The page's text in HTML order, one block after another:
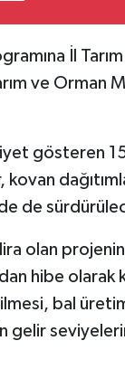
İl
ve Orman
gösteren
de
olan
hibe olarak
bal